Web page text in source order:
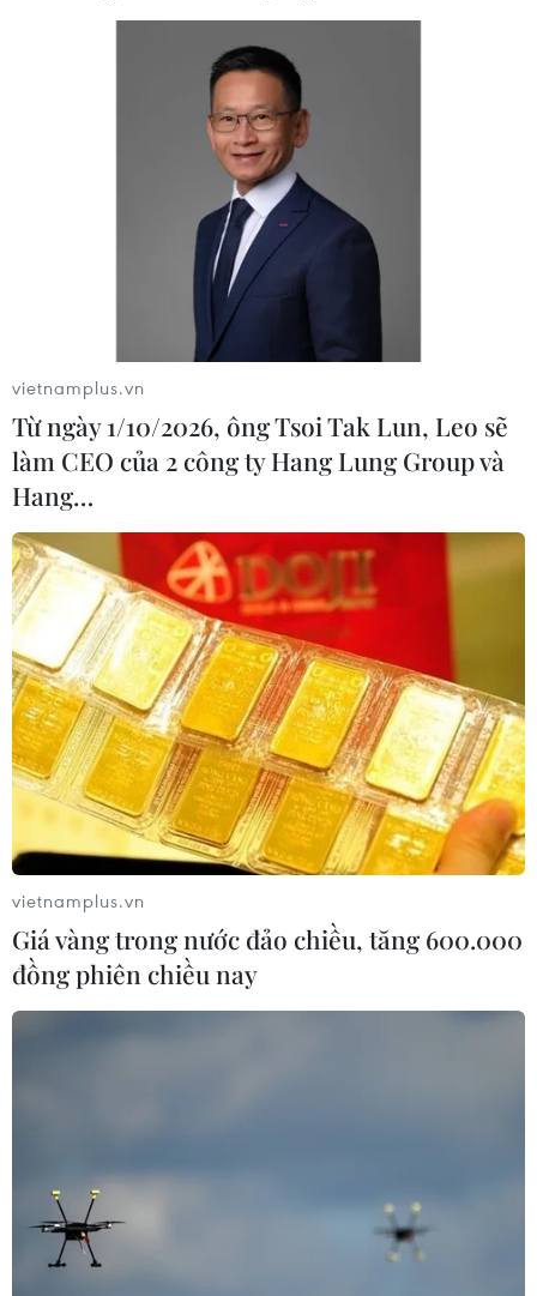
Gian hàng đồ chơi múa rối thu hút đông các em nhỏ cùng phụ
Em nhỏ trải nghiệm công nghệ thực tế ảo. (Ảnh: Tuấn
vietnamplus.vn
Từ ngày 1/10/2026, ông Tsoi Tak Lun, Leo sẽ
làm CEO của 2 công ty Hang Lung Group và
Hang…
vietnamplus.vn
Giá vàng trong nước đảo chiều, tăng 600.000
đồng phiên chiều nay